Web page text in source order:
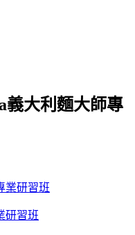
義大利麵大師專
研習班